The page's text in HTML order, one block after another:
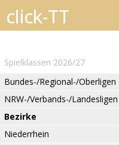
Spielklassen 2026/27
Bundes-/Regional-/Oberligen
NRW-/Verbands-/Landesligen
Bezirke
Niederrhein